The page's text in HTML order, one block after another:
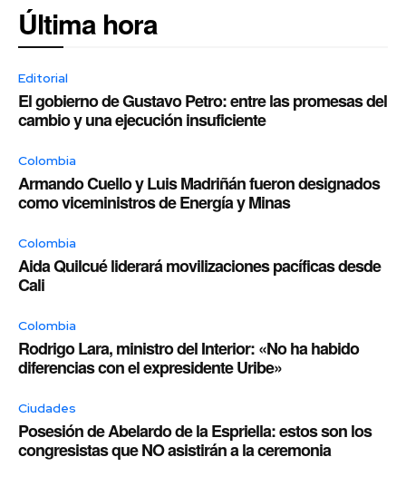
Última hora
Editorial
El gobierno de Gustavo Petro: entre las promesas del
cambio y una ejecución insuficiente
Colombia
Armando Cuello y Luis Madriñán fueron designados
como viceministros de Energía y Minas
Colombia
Aida Quilcué liderará movilizaciones pacíficas desde
Cali
Colombia
Rodrigo Lara, ministro del Interior: «No ha habido
diferencias con el expresidente Uribe»
Ciudades
Posesión de Abelardo de la Espriella: estos son los
congresistas que NO asistirán a la ceremonia